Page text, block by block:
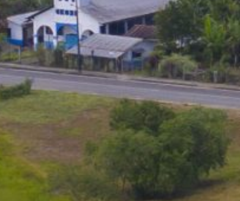
Gómez y Ángel
se mantuvieron en
año 2012 el anhelo
voluntad política
entonces.
La creación de la
publicada en el
febrero de 2012 a
el Gobierno
Lago Agrio, y se
oficializaron los
Vivienda del año 2010.